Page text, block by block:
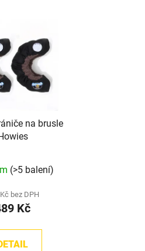
na brusle
hodnocení
produktu
je
z
(>5 balení)
bez DPH
Kč